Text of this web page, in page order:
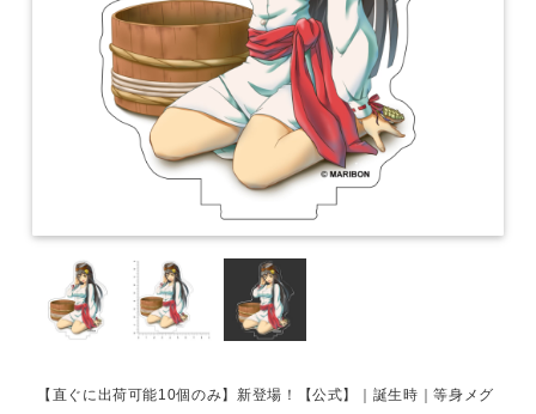
【直ぐに出荷可能10個のみ】新登場！【公式】｜誕生時｜等身メグ